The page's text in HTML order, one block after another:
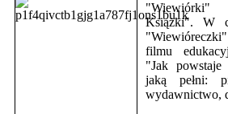
"Wiewiórki"
Książki". W
filmu
"Jak powstaje
jaką pełni:
wydawnictwo,